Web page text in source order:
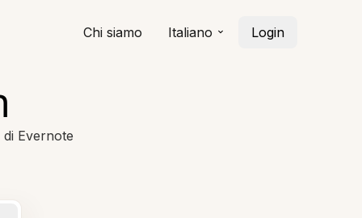
Chi siamo Italiano Login
Evernote